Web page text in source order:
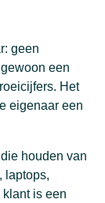
geen
een
Het
eigenaar een
houden van
laptops,
is een